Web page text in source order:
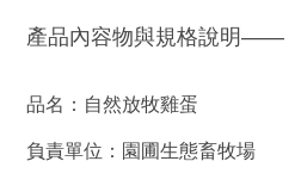
產品內容物與規格說明——
品名：自然放牧雞蛋
負責單位： 園圃生態畜牧場